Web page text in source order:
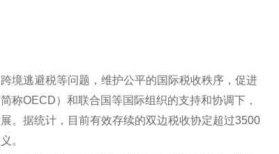
境逃避税等问题，维护公平的国际税收秩序，促进
称OECD）和联合国等国际组织的支持和协调下，
。据统计，目前有效存续的双边税收协定超过3500
。